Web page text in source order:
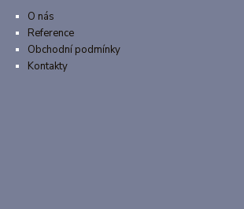
O nás
Reference
Obchodní podmínky
Kontakty